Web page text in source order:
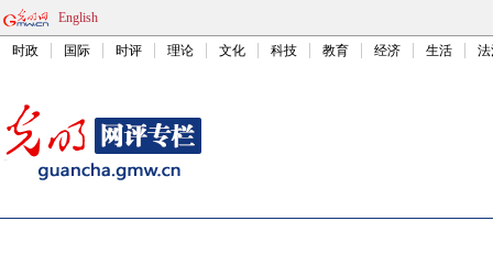
English
时政 国际 时评 理论 文化 科技 教育 经济 生活